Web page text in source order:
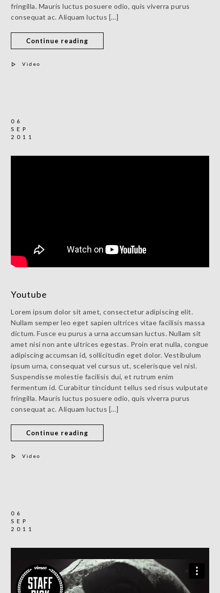
fringilla. Mauris luctus posuere odio, quis viverra purus
consequat ac. Aliquam luctus […]
Continue reading
Video
06
SEP
2011
Youtube
Lorem ipsum dolor sit amet, consectetur adipiscing elit.
Nullam semper leo eget sapien ultrices vitae facilisis massa
dictum. Fusce eu purus a urna accumsan luctus. Nullam sit
amet nisi non ante ultrices egestas. Proin erat nulla, congue
adipiscing accumsan id, sollicitudin eget dolor. Vestibulum
ipsum urna, consequat vel cursus ut, scelerisque vel nisl.
Suspendisse molestie facilisis dui, et rutrum enim
fermentum id. Curabitur tincidunt tellus sed risus vulputate
fringilla. Mauris luctus posuere odio, quis viverra purus
consequat ac. Aliquam luctus […]
Continue reading
Video
06
SEP
2011